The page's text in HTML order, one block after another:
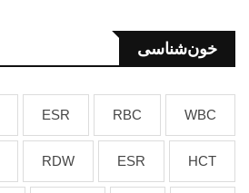
خون‌شناسی
WBC
RBC
ESR
HCT
ESR
RDW